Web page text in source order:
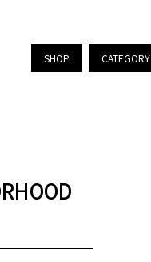
SHOP CATEGORY